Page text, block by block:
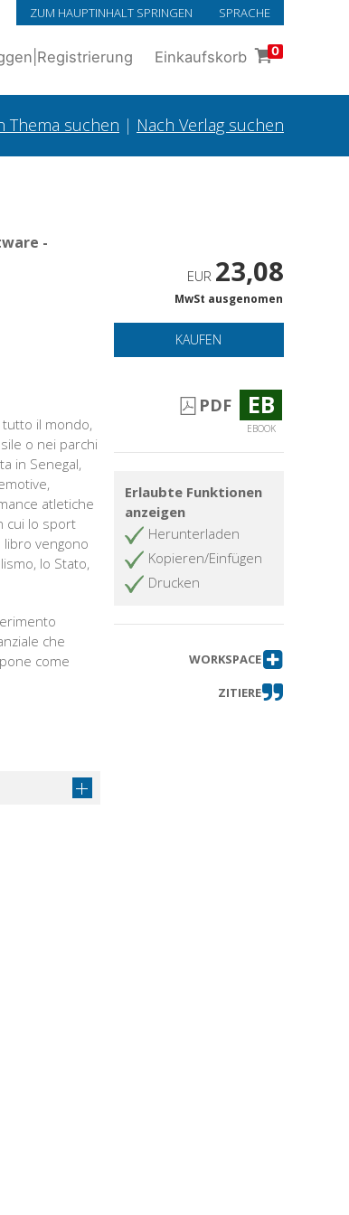
ZUM HAUPTINHALT SPRINGEN SPRACHE
Registrierung Einkaufskorb 0
Thema suchen | Nach Verlag suchen
-
il mondo,
o nei parchi
in Senegal,
atletiche
cui lo sport
libro vengono
lo Stato,
che
come
EUR 23,08
MwSt ausgenomen
KAUFEN
PDF EB
EBOOK
Erlaubte Funktionen
anzeigen
Herunterladen
Kopieren/Einfügen
Drucken
WORKSPACE
ZITIERE